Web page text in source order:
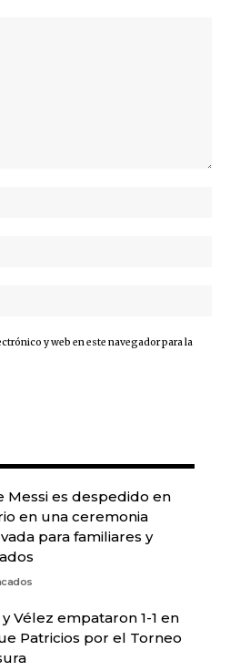
y web en este navegador para la
Messi es despedido en
en una ceremonia
para familiares y
Vélez empataron 1-1 en
Patricios por el Torneo